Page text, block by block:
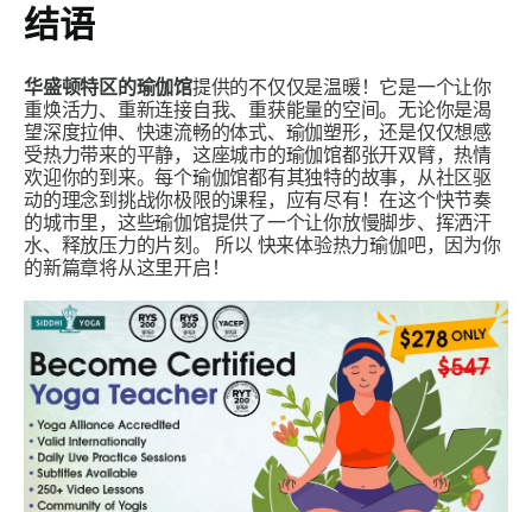
结语
华盛顿特区的瑜伽馆提供的不仅仅是温暖！它是一个让你
重焕活力、重新连接自我、重获能量的空间。无论你是渴
望深度拉伸、快速流畅的体式、瑜伽塑形，还是仅仅想感
受热力带来的平静，这座城市的瑜伽馆都张开双臂，热情
欢迎你的到来。每个瑜伽馆都有其独特的故事，从社区驱
动的理念到挑战你极限的课程，应有尽有！在这个快节奏
的城市里，这些瑜伽馆提供了一个让你放慢脚步、挥洒汗
水、释放压力的片刻。 所以 快来体验热力瑜伽吧，因为你
的新篇章将从这里开启！